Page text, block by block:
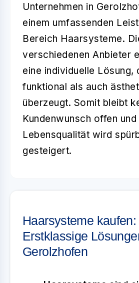
Unternehmen in
einem umfassenden
Bereich Haarsysteme.
verschiedenen Anbieter
eine individuelle Lösung,
funktional als auch
überzeugt. Somit bleibt
Kundenwunsch offen und
Lebensqualität wird
gesteigert.
Haarsysteme kaufen:
Erstklassige
Gerolzhofen